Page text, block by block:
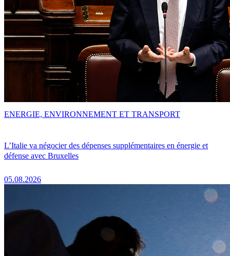
L’Italie va négocier des dépenses supplémentaires en énergie et
défense avec Bruxelles
05.08.2026
ENERGIE, ENVIRONNEMENT ET TRANSPORT